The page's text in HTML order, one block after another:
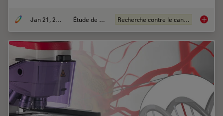
Jan 21, 2025 Étude de cas Recherche contre le cancer